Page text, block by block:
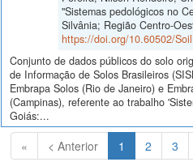
"Sistemas pedológicos no
Silvânia; Região Centro-
https://doi.org/10.60502/
Conjunto de dados públicos do solo
de Informação de Solos Brasileiros
Embrapa Solos (Rio de Janeiro) e
(Campinas), referente ao trabalho
Goiás:...
« < Anterior 1 (Atual)
2 3